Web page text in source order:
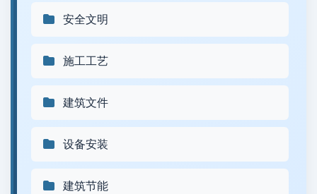
安全文明
施工工艺
建筑文件
设备安装
建筑节能